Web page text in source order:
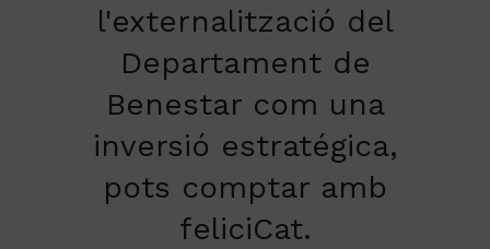
l'externalització del
Departament de
Benestar com una
inversió estratégica,
pots comptar amb
feliciCat.